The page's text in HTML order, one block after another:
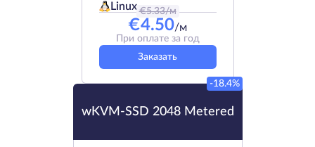
Linux €5.33/м
€4.50/м
При оплате за год
Заказать
wKVM-SSD 2048 Metered
-18.4%